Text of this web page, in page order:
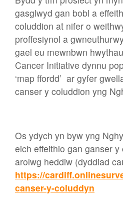
gasglwyd gan bobl a
coluddion at nifer o
proffesiynol a
gael eu mewnbwn
Cancer Initiative dynnu
‘map ffordd’ ar gyfer
canser y coluddion yng
Os ydych yn byw yng
eich effeithio gan ganser
arolwg heddiw (dyddiad
https://
canser-y-coluddyn